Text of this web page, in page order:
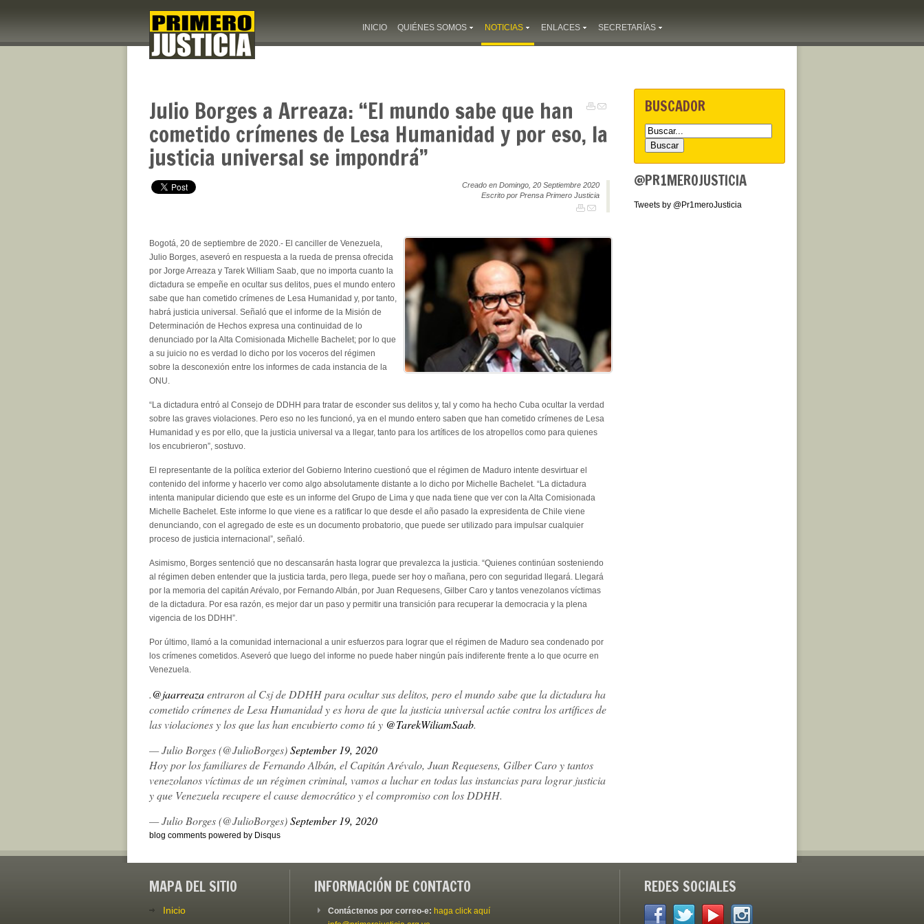
INICIO QUIÉNES SOMOS NOTICIAS ENLACES SECRETARÍAS
Julio Borges a Arreaza: “El mundo sabe que han
cometido crímenes de Lesa Humanidad y por eso, la
justicia universal se impondrá”
Creado en Domingo, 20 Septiembre 2020
Escrito por Prensa Primero Justicia
Bogotá, 20 de septiembre de 2020.- El canciller de Venezuela,
Julio Borges, aseveró en respuesta a la rueda de prensa ofrecida
por Jorge Arreaza y Tarek William Saab, que no importa cuanto la
dictadura se empeñe en ocultar sus delitos, pues el mundo entero
sabe que han cometido crímenes de Lesa Humanidad y, por tanto,
habrá justicia universal. Señaló que el informe de la Misión de
Determinación de Hechos expresa una continuidad de lo
denunciado por la Alta Comisionada Michelle Bachelet; por lo que
a su juicio no es verdad lo dicho por los voceros del régimen
sobre la desconexión entre los informes de cada instancia de la
ONU.
“La dictadura entró al Consejo de DDHH para tratar de esconder sus delitos y, tal y como ha hecho Cuba ocultar la verdad
sobre las graves violaciones. Pero eso no les funcionó, ya en el mundo entero saben que han cometido crímenes de Lesa
Humanidad y es por ello, que la justicia universal va a llegar, tanto para los artífices de los atropellos como para quienes
los encubrieron”, sostuvo.
El representante de la política exterior del Gobierno Interino cuestionó que el régimen de Maduro intente desvirtuar el
contenido del informe y hacerlo ver como algo absolutamente distante a lo dicho por Michelle Bachelet. “La dictadura
intenta manipular diciendo que este es un informe del Grupo de Lima y que nada tiene que ver con la Alta Comisionada
Michelle Bachelet. Este informe lo que viene es a ratificar lo que desde el año pasado la expresidenta de Chile viene
denunciando, con el agregado de este es un documento probatorio, que puede ser utilizado para impulsar cualquier
proceso de justicia internacional”, señaló.
Asimismo, Borges sentenció que no descansarán hasta lograr que prevalezca la justicia. “Quienes continúan sosteniendo
al régimen deben entender que la justicia tarda, pero llega, puede ser hoy o mañana, pero con seguridad llegará. Llegará
por la memoria del capitán Arévalo, por Fernando Albán, por Juan Requesens, Gilber Caro y tantos venezolanos víctimas
de la dictadura. Por esa razón, es mejor dar un paso y permitir una transición para recuperar la democracia y la plena
vigencia de los DDHH”.
Por último, llamó a la comunidad internacional a unir esfuerzos para lograr que el régimen de Maduro sea condenado por
los crímenes cometidos. Aseveró que luego del informe no puede haber ningún país indiferente frente a lo que ocurre en
Venezuela.
.@jaarreazaentraron al Csj de DDHH para ocultar sus delitos, pero el mundo sabe que la dictadura ha
cometido crímenes de Lesa Humanidad y es hora de que la justicia universal actúe contra los artífices de
las violaciones y los que las han encubierto como tú y @TarekWiliamSaab.
— Julio Borges (@JulioBorges)September 19, 2020
Hoy por los familiares de Fernando Albán, el Capitán Arévalo, Juan Requesens, Gilber Caro y tantos
venezolanos víctimas de un régimen criminal, vamos a luchar en todas las instancias para lograr justicia
y que Venezuela recupere el cause democrático y el compromiso con los DDHH.
— Julio Borges (@JulioBorges)September 19, 2020
blog comments powered by Disqus
BUSCADOR
@PR1MEROJUSTICIA
Tweets by @Pr1meroJusticia
MAPA DEL SITIO
Inicio
INFORMACIÓN DE CONTACTO
Contáctenos por correo-e: haga click aquí
REDES SOCIALES